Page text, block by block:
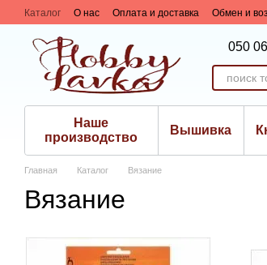
Перейти к основному контенту
Каталог О нас Оплата и доставка Обмен и
050
Наше
производство
Вышивка
Главная Каталог Вязание
Вязание